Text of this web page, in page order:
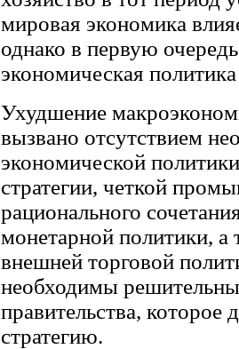
мировая экономика
однако в первую
экономическая
Ухудшение
вызвано отсутствием
экономической
стратегии, четкой
рационального
монетарной политики, а
внешней торговой
необходимы
правительства,
стратегию.